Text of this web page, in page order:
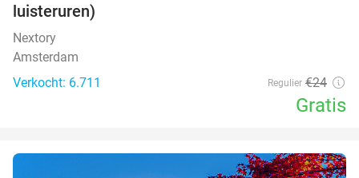
luisteruren)
Nextory
Amsterdam
Verkocht: 6.711
Regulier €24
Gratis